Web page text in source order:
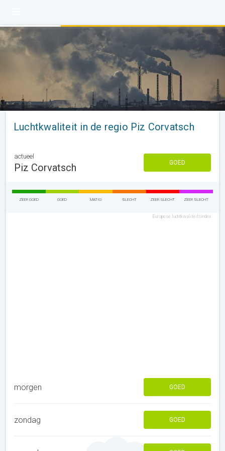
Luchtkwaliteit in de regio Piz Corvatsch
actueel
Piz Corvatsch GOED
ZEER GOED GOED MATIG SLECHT ZEER SLECHT ZEER SLECHT
Europese luchtkwaliteitsindex
morgen GOED
zondag GOED